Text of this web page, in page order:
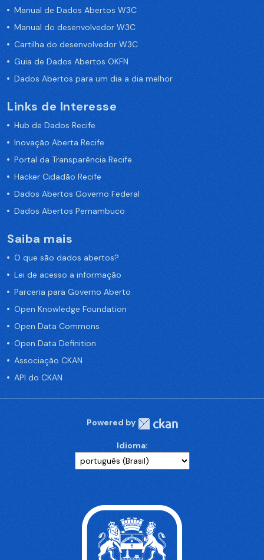
Manual de Dados Abertos W3C
Manual do desenvolvedor W3C
Cartilha do desenvolvedor W3C
Guia de Dados Abertos OKFN
Dados Abertos para um dia a dia melhor
Links de Interesse
Hub de Dados Recife
Inovação Aberta Recife
Portal da Transparência Recife
Hacker Cidadão Recife
Dados Abertos Governo Federal
Dados Abertos Pernambuco
Saiba mais
O que são dados abertos?
Lei de acesso a informação
Parceria para Governo Aberto
Open Knowledge Foundation
Open Data Commons
Open Data Definition
Associação CKAN
API do CKAN
Powered by
Idioma